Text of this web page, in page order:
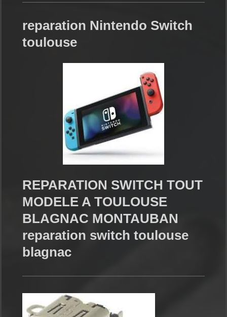
reparation Nintendo Switch
toulouse
REPARATION SWITCH TOUT
MODELE A TOULOUSE
BLAGNAC MONTAUBAN
reparation switch toulouse
blagnac